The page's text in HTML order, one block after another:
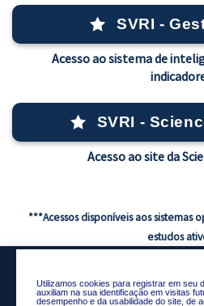
SVRI -
Acesso ao sistema de
SVRI -
Acesso ao site da
***Acessos disponíveis aos sistemas
estudos
Utilizamos cookies para registrar em seu
auxiliam na sua identificação em visitas
desempenho e da usabilidade do site, de